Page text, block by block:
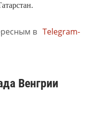
в Telegram-
Венгрии